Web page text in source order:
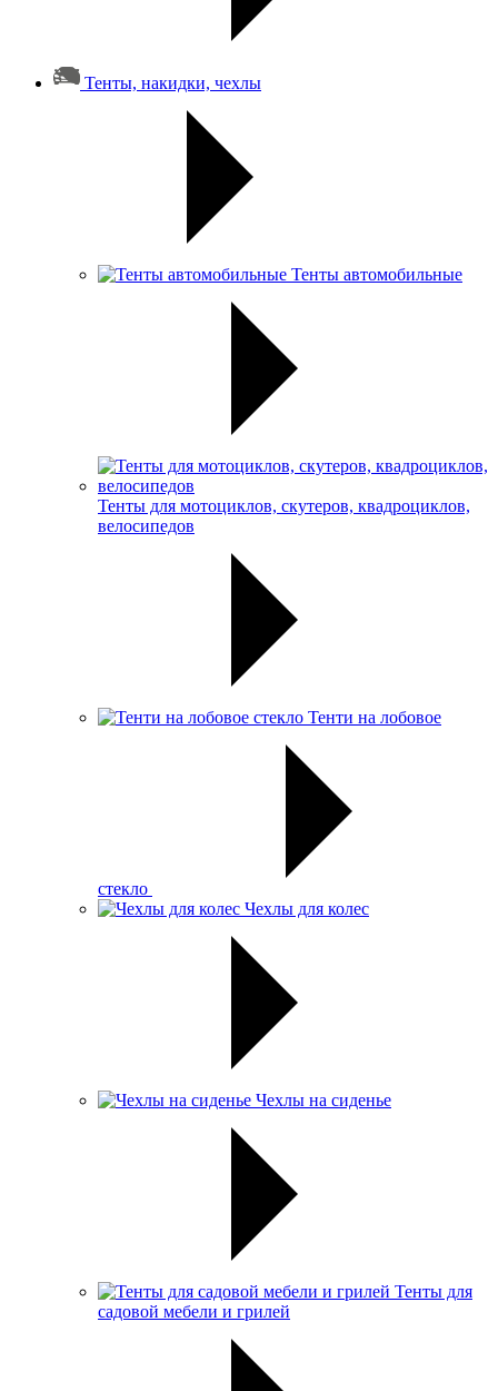
Тенты, накидки, чехлы
Тенты автомобильные
Тенты для мотоциклов, скутеров, квадроциклов,
велосипедов
Тенти на лобовое
стекло
Чехлы для колес
Чехлы на сиденье
Тенты для
садовой мебели и грилей